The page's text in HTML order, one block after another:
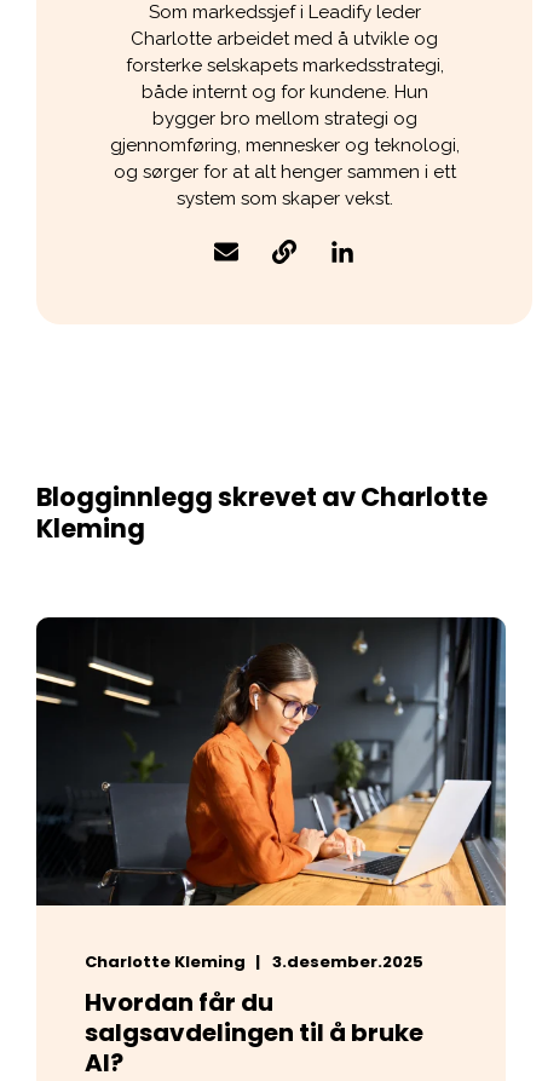
Som markedssjef i Leadify leder
Charlotte arbeidet med å utvikle og
forsterke selskapets markedsstrategi,
både internt og for kundene. Hun
bygger bro mellom strategi og
gjennomføring, mennesker og teknologi,
og sørger for at alt henger sammen i ett
system som skaper vekst.
Blogginnlegg skrevet avCharlotte
Kleming
Charlotte Kleming 3.desember.2025
Hvordan får du
salgsavdelingen til å bruke
AI?